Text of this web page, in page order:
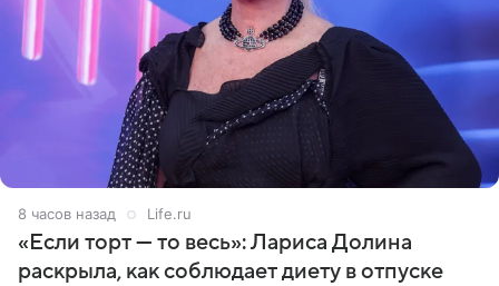
8 часов назад Life.ru
«Если торт — то весь»: Лариса Долина
раскрыла, как соблюдает диету в отпуске